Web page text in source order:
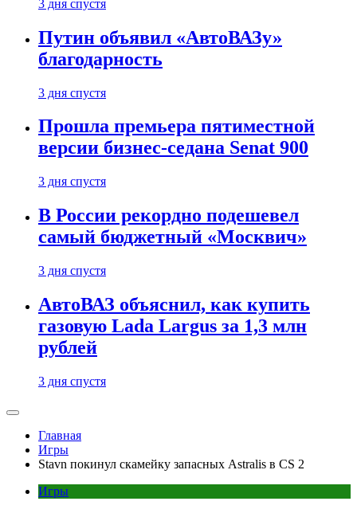
3 дня спустя
Путин объявил «АвтоВАЗу»
благодарность
3 дня спустя
Прошла премьера пятиместной
версии бизнес-седана Senat 900
3 дня спустя
В России рекордно подешевел
самый бюджетный «Москвич»
3 дня спустя
АвтоВАЗ объяснил, как купить
газовую Lada Largus за 1,3 млн
рублей
3 дня спустя
Главная
Игры
Stavn покинул скамейку запасных Astralis в CS 2
Игры